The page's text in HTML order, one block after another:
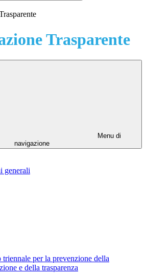
Trasparente
Menu di
navigazione
generali
triennale per la prevenzione della
e della trasparenza